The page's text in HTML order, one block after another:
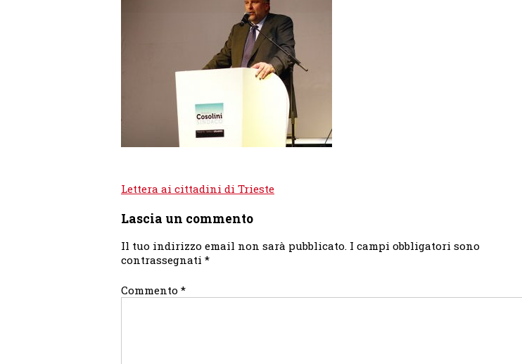
Navigazione
Lettera ai cittadini di Trieste
Lascia un commento
Il tuo indirizzo email non sarà pubblicato. I campi obbligatori sono
contrassegnati *
Commento *